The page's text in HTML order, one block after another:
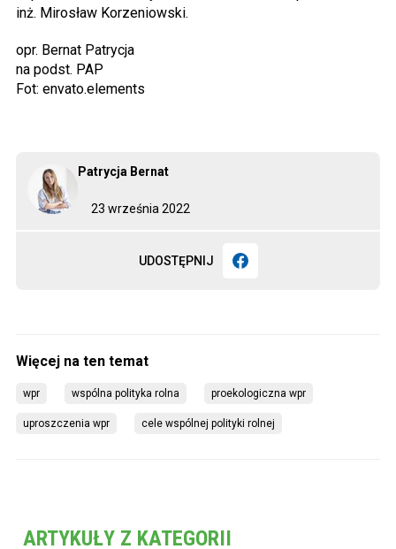
23 września 2022
Patrycja Bernat
UDOSTĘPNIJ
inż. Mirosław Korzeniowski.
opr. Bernat Patrycja
na podst. PAP
Fot: envato.elements
wpr wspólna polityka rolna proekologiczna wpr
uproszczenia wpr cele wspólnej polityki rolnej
ARTYKUŁY Z KATEGORII